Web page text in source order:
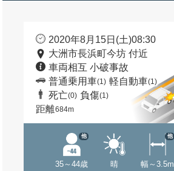
2020年8月15日(土)08:30
大洲市長浜町今坊 付近
車両相互 小破事故
普通乗用車(1) 軽自動車(1)
死亡(0) 負傷(1)
距離684m
35～44歳
他
晴 幅～3.5m
他